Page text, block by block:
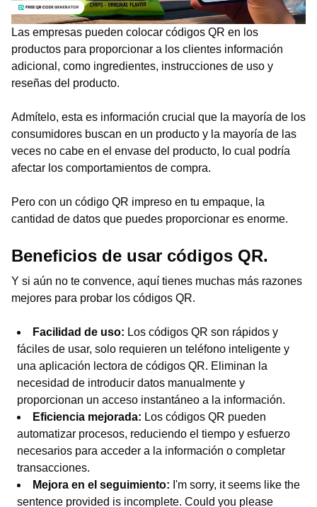
Las empresas pueden colocar códigos QR en los
productos para proporcionar a los clientes información
adicional, como ingredientes, instrucciones de uso y
reseñas del producto.
Admítelo, esta es información crucial que la mayoría de los
consumidores buscan en un producto y la mayoría de las
veces no cabe en el envase del producto, lo cual podría
afectar los comportamientos de compra.
Pero con un código QR impreso en tu empaque, la
cantidad de datos que puedes proporcionar es enorme.
Beneficios de usar códigos QR.
Y si aún no te convence, aquí tienes muchas más razones
mejores para probar los códigos QR.
Facilidad de uso: Los códigos QR son rápidos y
fáciles de usar, solo requieren un teléfono inteligente y
una aplicación lectora de códigos QR. Eliminan la
necesidad de introducir datos manualmente y
proporcionan un acceso instantáneo a la información.
Eficiencia mejorada: Los códigos QR pueden
automatizar procesos, reduciendo el tiempo y esfuerzo
necesarios para acceder a la información o completar
transacciones.
Mejora en el seguimiento: I'm sorry, it seems like the
sentence provided is incomplete. Could you please